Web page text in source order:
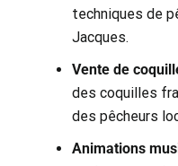
techniques de
Jacques.
Vente de
des coquilles
des pêcheurs
Animations